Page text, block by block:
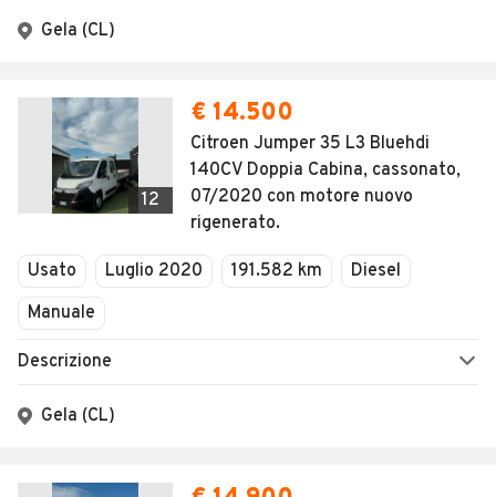
Gela (CL)
12
€ 14.500
Citroen Jumper 35 L3 Bluehdi
140CV Doppia Cabina, cassonato,
07/2020 con motore nuovo
rigenerato.
Usato Luglio 2020 191.582 km
Diesel
Manuale
Descrizione
Gela (CL)